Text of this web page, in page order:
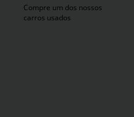
Compre um dos nossos
carros usados